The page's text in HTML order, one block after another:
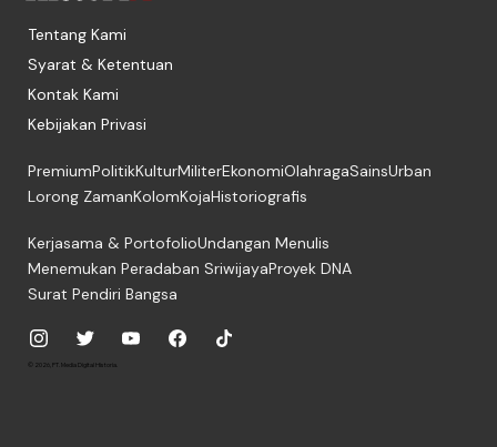
Tentang Kami
Syarat & Ketentuan
Kontak Kami
Kebijakan Privasi
PremiumPolitikKulturMiliterEkonomiOlahragaSainsUrban
Lorong ZamanKolomKojaHistoriografis
Kerjasama & PortofolioUndangan Menulis
Menemukan Peradaban SriwijayaProyek DNA
Surat Pendiri Bangsa
© 2026, PT. Media Digital Historia.